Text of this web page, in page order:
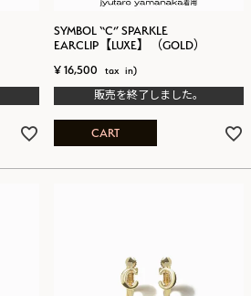
SYMBOL “C” SPARKLE
EARCLIP【LUXE】（GOLD）
¥ 16,500
販売を終了しました。
CART